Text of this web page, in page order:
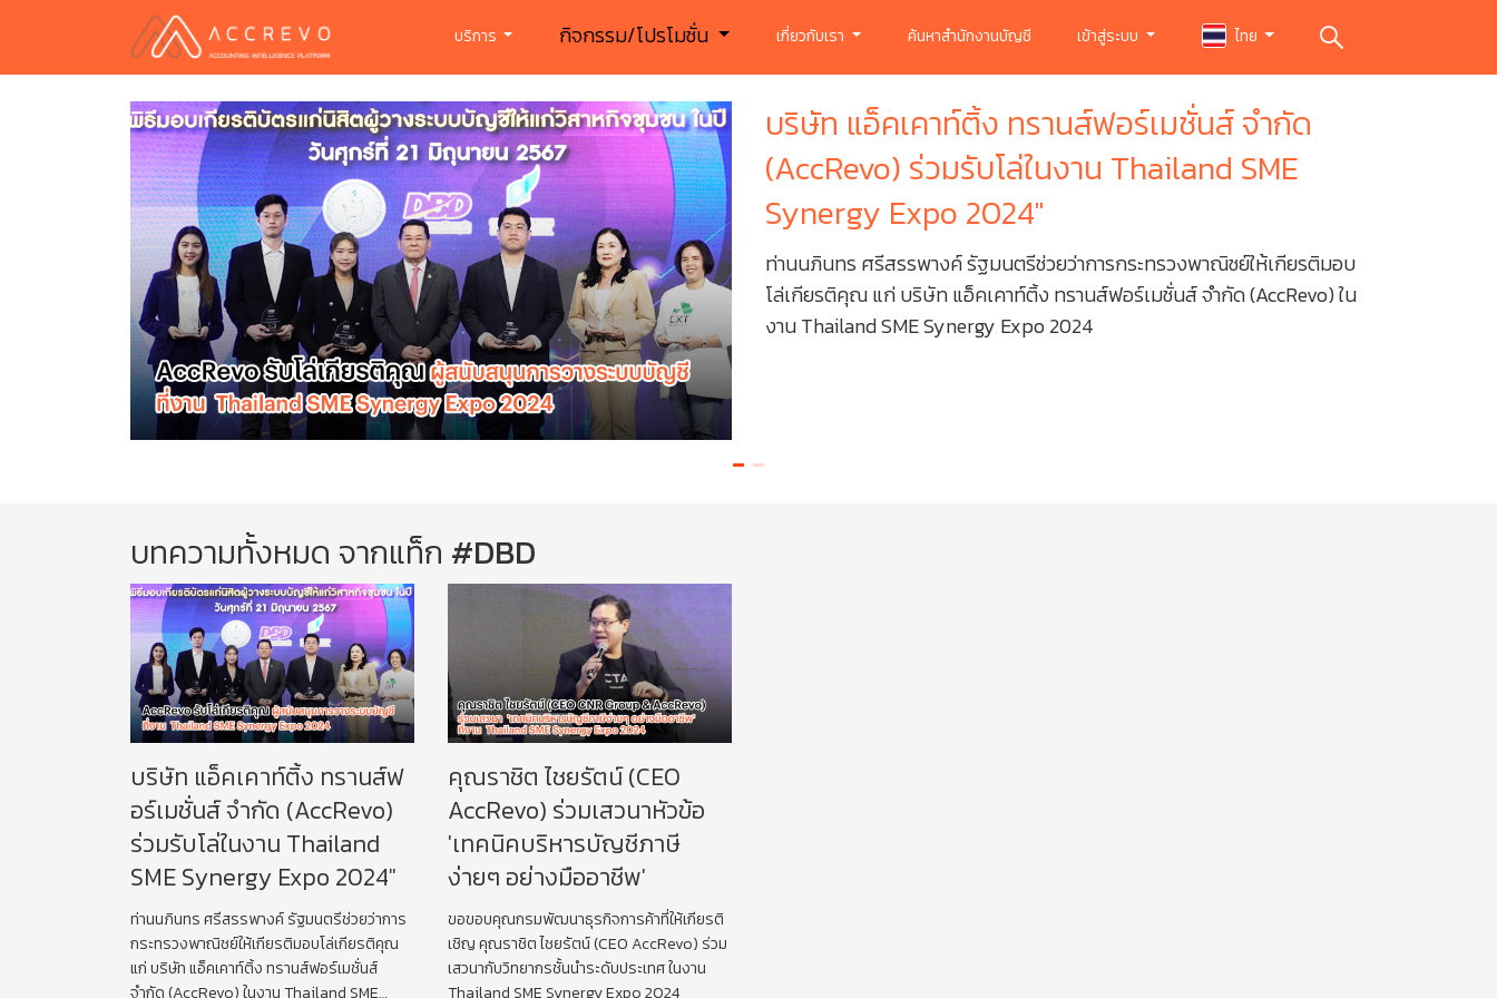
บริการ กิจกรรม/โปรโมชั่น เกี่ยวกับเรา ค้นหาสำนักงานบัญชี เข้าสู่ระบบ ไทย
บริษัท แอ็คเคาท์ติ้ง ทรานส์ฟอร์เมชั่นส์ จำกัด
(AccRevo) ร่วมรับโล่ในงาน​ Thailand​ SME
Synergy Expo 2024"
ท่านนภินทร ศรีสรรพางค์ รัฐมนตรีช่วยว่าการกระทรวงพาณิชย์ให้เกียรติมอบ
โล่เกียรติคุณ แก่ บริษัท แอ็คเคาท์ติ้ง ทรานส์ฟอร์เมชั่นส์ จำกัด (AccRevo) ใน
งาน​ Thailand​ SME Synergy Expo 2024
บทความทั้งหมด จากแท็ก #DBD
บริษัท แอ็คเคาท์ติ้ง ทรานส์ฟ
อร์เมชั่นส์ จำกัด (AccRevo)
ร่วมรับโล่ในงาน​ Thailand​
SME Synergy Expo 2024"
ท่านนภินทร ศรีสรรพางค์ รัฐมนตรีช่วยว่าการ
กระทรวงพาณิชย์ให้เกียรติมอบโล่เกียรติคุณ
แก่ บริษัท แอ็คเคาท์ติ้ง ทรานส์ฟอร์เมชั่นส์
คุณราชิต ไชยรัตน์ (CEO
AccRevo) ร่วมเสวนาหัวข้อ
'เทคนิคบริหารบัญชีภาษี
ง่ายๆ อย่างมืออาชีพ'
ขอขอบคุณกรมพัฒนาธุรกิจการค้าที่ให้เกียรติ
เชิญ คุณราชิต ไชยรัตน์ (CEO AccRevo) ร่วม
เสวนากับวิทยากรชั้นนำระดับประเทศ ในงาน